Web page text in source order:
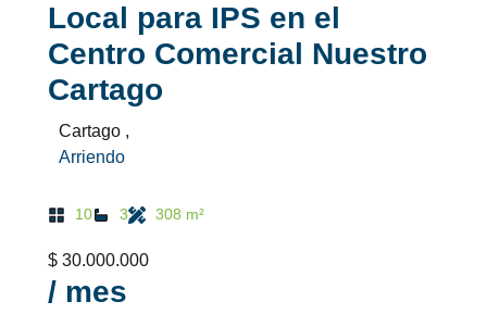
Local para IPS en el
Centro Comercial Nuestro
Cartago
Cartago ,
Arriendo
10 3 308 m²
$ 30.000.000
/ mes